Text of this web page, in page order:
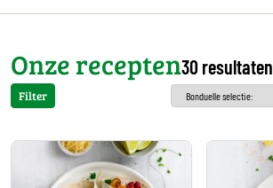
Onze recepten30 resultaten
Filter